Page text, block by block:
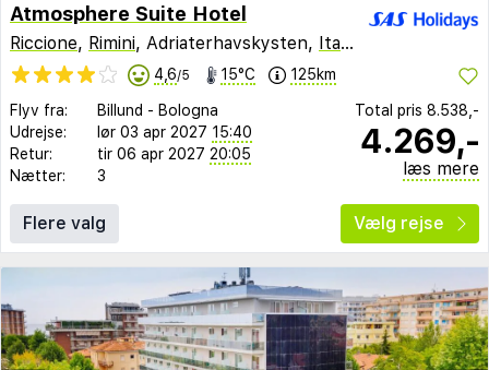
Atmosphere Suite Hotel
Riccione, Rimini, Adriaterhavskysten, Italien
4,6/5 15°C 125km
Flyv fra: Billund - Bologna
Udrejse:
lør 03 apr 2027 15:40
Retur:
tir 06 apr 2027 20:05
Nætter:
3
Total pris 8.538,-
4.269,-
læs mere
Flere valg Vælg rejse